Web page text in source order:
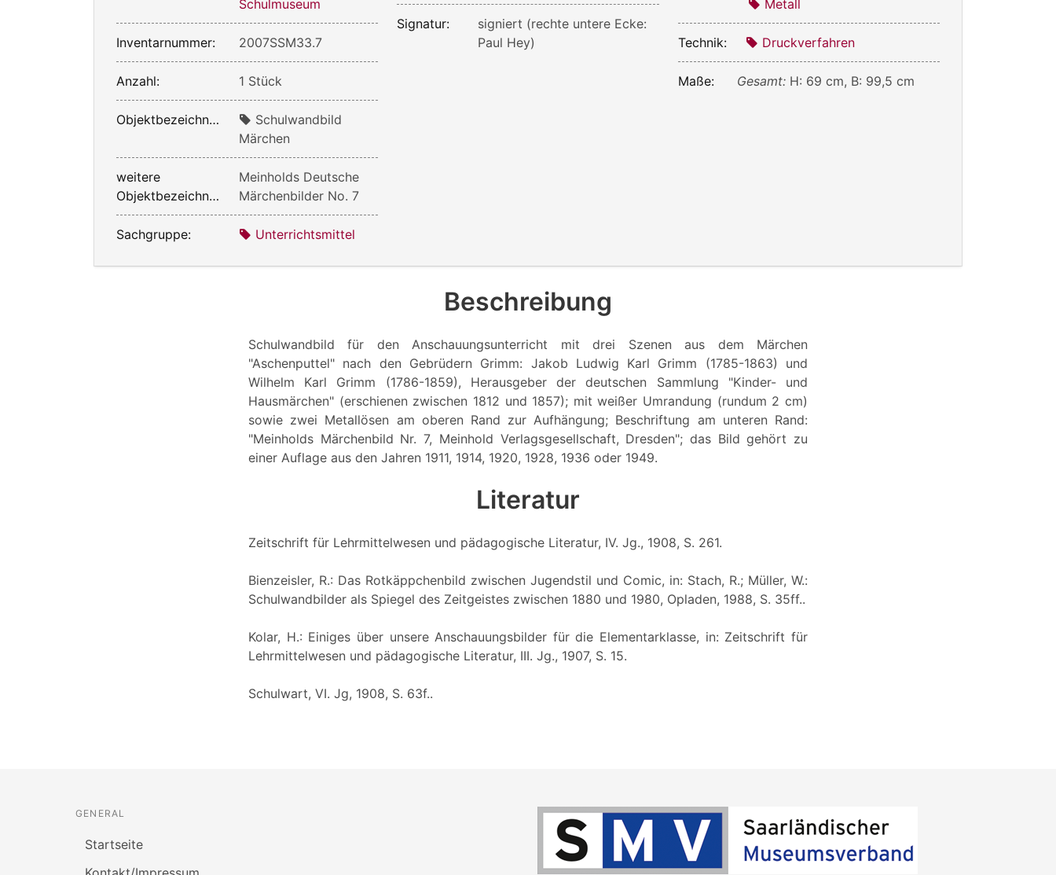
Schulmuseum
Inventarnummer: 2007SSM33.7
Anzahl: 1 Stück
Objektbezeichnung:
Schulwandbild
Märchen
weitere
Objektbezeichnung:
Meinholds Deutsche
Märchenbilder No. 7
Sachgruppe: Unterrichtsmittel
Signatur:
signiert (rechte untere Ecke:
Paul Hey)
Metall
Technik: Druckverfahren
Maße: Gesamt: H: 69 cm, B: 99,5 cm
Beschreibung
Schulwandbild für den Anschauungsunterricht mit drei Szenen aus dem Märchen
"Aschenputtel" nach den Gebrüdern Grimm: Jakob Ludwig Karl Grimm (1785-1863) und
Wilhelm Karl Grimm (1786-1859), Herausgeber der deutschen Sammlung "Kinder- und
Hausmärchen" (erschienen zwischen 1812 und 1857); mit weißer Umrandung (rundum 2 cm)
sowie zwei Metallösen am oberen Rand zur Aufhängung; Beschriftung am unteren Rand:
"Meinholds Märchenbild Nr. 7, Meinhold Verlagsgesellschaft, Dresden"; das Bild gehört zu
einer Auflage aus den Jahren 1911, 1914, 1920, 1928, 1936 oder 1949.
Literatur
Zeitschrift für Lehrmittelwesen und pädagogische Literatur, IV. Jg., 1908, S. 261.
Bienzeisler, R.: Das Rotkäppchenbild zwischen Jugendstil und Comic, in: Stach, R.; Müller, W.:
Schulwandbilder als Spiegel des Zeitgeistes zwischen 1880 und 1980, Opladen, 1988, S. 35ff..
Kolar, H.: Einiges über unsere Anschauungsbilder für die Elementarklasse, in: Zeitschrift für
Lehrmittelwesen und pädagogische Literatur, III. Jg., 1907, S. 15.
Schulwart, VI. Jg, 1908, S. 63f..
GENERAL
Startseite